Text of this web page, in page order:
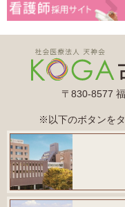
〒830-8577
※以下のボタンを